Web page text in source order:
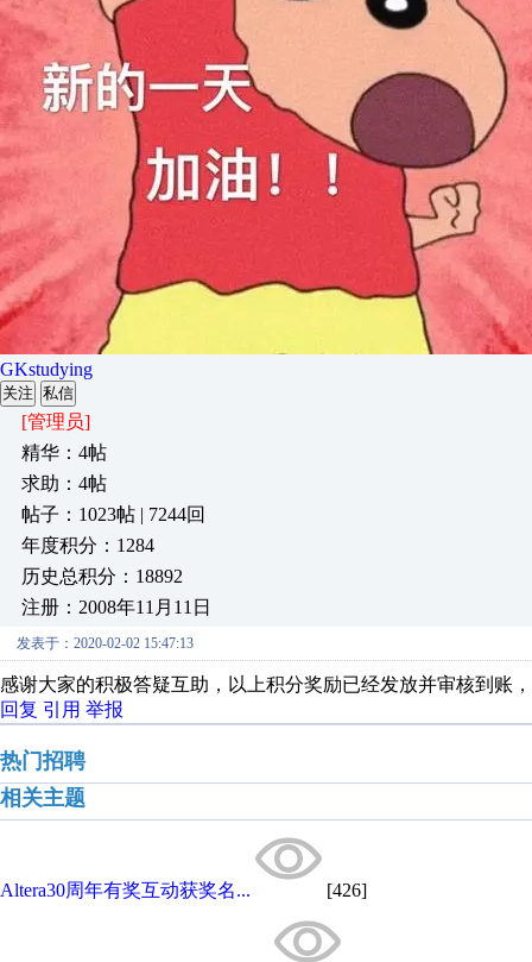
GKstudying
关注 私信
[管理员]
精华：4帖
求助：4帖
帖子：1023帖 | 7244回
年度积分：1284
历史总积分：18892
注册：2008年11月11日
发表于：2020-02-02 15:47:13
感谢大家的积极答疑互助，以上积分奖励已经发放并审核到账
回复 引用 举报
热门招聘
相关主题
Altera30周年有奖互动获奖名... [426]